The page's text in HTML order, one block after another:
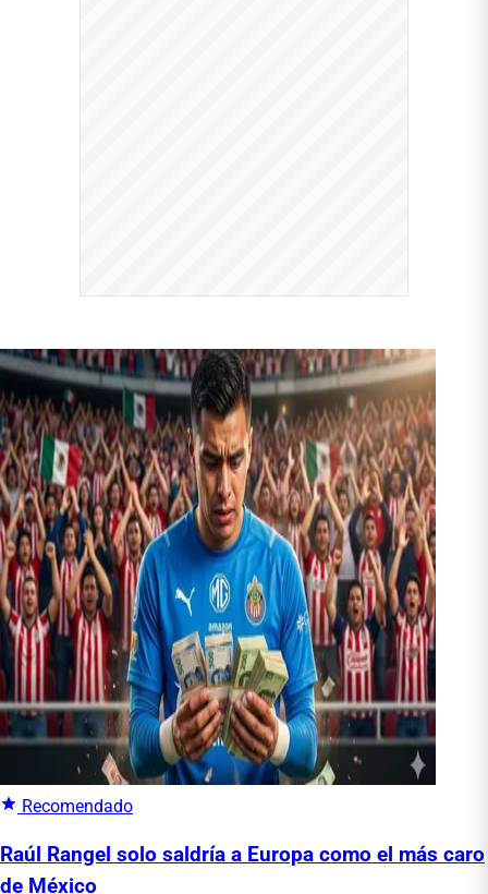
Recomendado
Raúl Rangel solo saldría a Europa como el más caro
de México